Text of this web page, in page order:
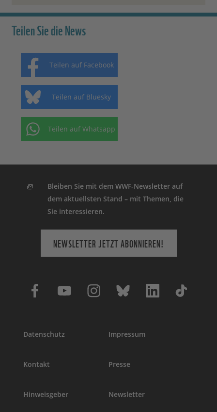
Teilen Sie die News
Teilen auf Facebook
Teilen auf Bluesky
Teilen auf Whatsapp
Bleiben Sie mit dem WWF-Newsletter auf
dem aktuellsten Stand – mit Themen, die
Sie interessieren.
NEWSLETTER JETZT ABONNIEREN!
Datenschutz Impressum
Kontakt Presse
Hinweisgeber Newsletter